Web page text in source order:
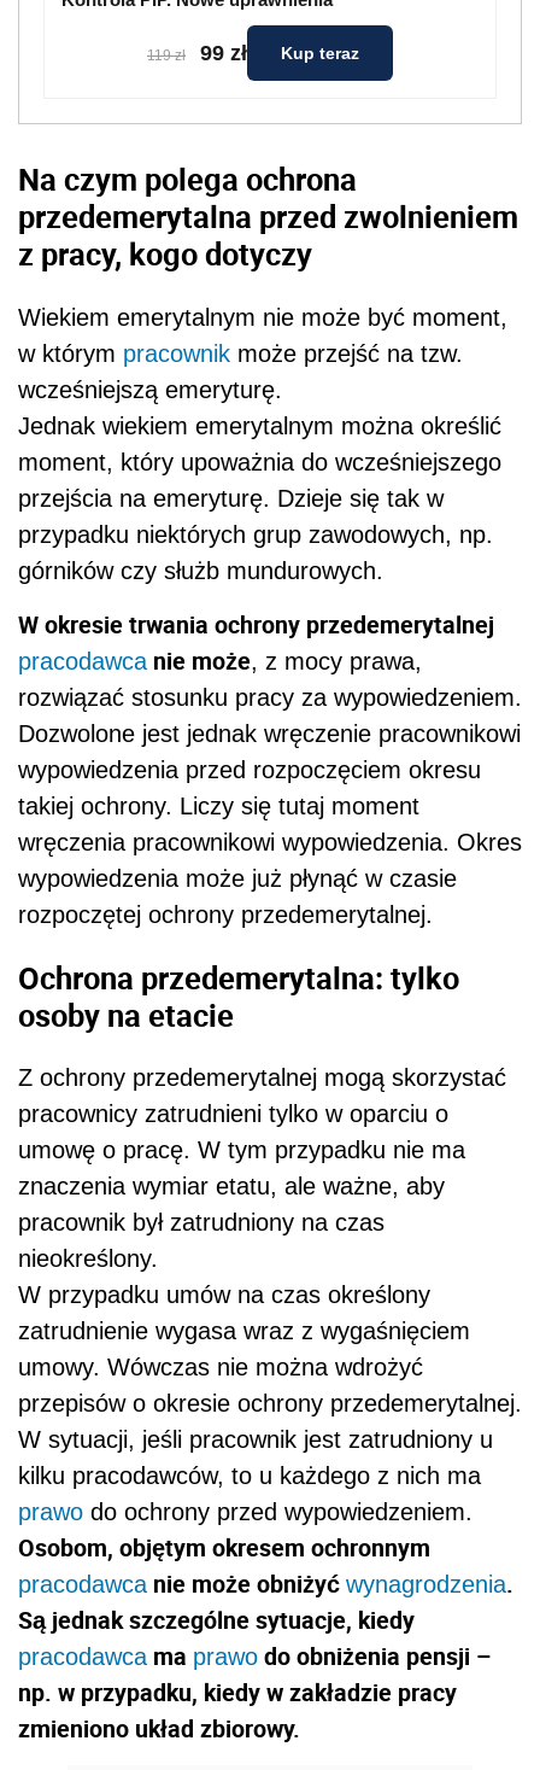
119 zł 99 zł Kup teraz
Na czym polega ochrona
przedemerytalna przed zwolnieniem
z pracy, kogo dotyczy
Wiekiem emerytalnym nie może być moment,
w którym pracownik może przejść na tzw.
wcześniejszą emeryturę.
Jednak wiekiem emerytalnym można określić
moment, który upoważnia do wcześniejszego
przejścia na emeryturę. Dzieje się tak w
przypadku niektórych grup zawodowych, np.
górników czy służb mundurowych.
W okresie trwania ochrony przedemerytalnej
pracodawcanie może, z mocy prawa,
rozwiązać stosunku pracy za wypowiedzeniem.
Dozwolone jest jednak wręczenie pracownikowi
wypowiedzenia przed rozpoczęciem okresu
takiej ochrony. Liczy się tutaj moment
wręczenia pracownikowi wypowiedzenia. Okres
wypowiedzenia może już płynąć w czasie
rozpoczętej ochrony przedemerytalnej.
Ochrona przedemerytalna: tylko
osoby na etacie
Z ochrony przedemerytalnej mogą skorzystać
pracownicy zatrudnieni tylko w oparciu o
umowę o pracę. W tym przypadku nie ma
znaczenia wymiar etatu, ale ważne, aby
pracownik był zatrudniony na czas
nieokreślony.
W przypadku umów na czas określony
zatrudnienie wygasa wraz z wygaśnięciem
umowy. Wówczas nie można wdrożyć
przepisów o okresie ochrony przedemerytalnej.
W sytuacji, jeśli pracownik jest zatrudniony u
kilku pracodawców, to u każdego z nich ma
prawo do ochrony przed wypowiedzeniem.
Osobom, objętym okresem ochronnym
pracodawcanie może obniżyć wynagrodzenia.
Są jednak szczególne sytuacje, kiedy
pracodawcama prawo do obniżenia pensji –
np. w przypadku, kiedy w zakładzie pracy
zmieniono układ zbiorowy.